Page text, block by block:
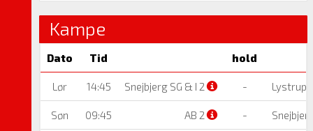
Kampe
Dato Tid hold
Lør 14:45 Snejbjerg SG & I 2 - Lystrup
Søn 09:45 AB 2 -